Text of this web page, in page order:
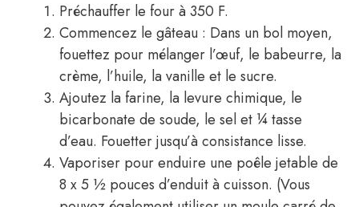
Préchauffer le four à 350 F.
Commencez le gâteau : Dans un bol moyen,
fouettez pour mélanger l’œuf, le babeurre, la
crème, l’huile, la vanille et le sucre.
Ajoutez la farine, la levure chimique, le
bicarbonate de soude, le sel et ¼ tasse
d’eau. Fouetter jusqu’à consistance lisse.
Vaporiser pour enduire une poêle jetable de
8 x 5 ½ pouces d’enduit à cuisson. (Vous